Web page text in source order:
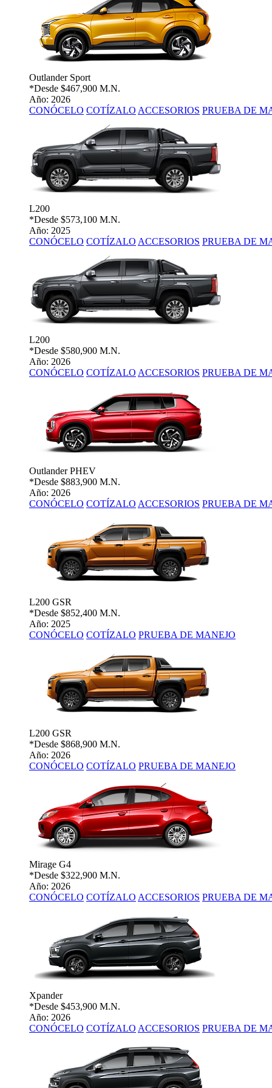
Outlander Sport
*Desde $467,900 M.N.
Año: 2026
CONÓCELO COTÍZALO ACCESORIOS PRUEBA DE
L200
*Desde $573,100 M.N.
Año: 2025
CONÓCELO COTÍZALO ACCESORIOS PRUEBA DE
L200
*Desde $580,900 M.N.
Año: 2026
CONÓCELO COTÍZALO ACCESORIOS PRUEBA DE
Outlander PHEV
*Desde $883,900 M.N.
Año: 2026
CONÓCELO COTÍZALO ACCESORIOS PRUEBA DE
L200 GSR
*Desde $852,400 M.N.
Año: 2025
CONÓCELO COTÍZALO PRUEBA DE MANEJO
L200 GSR
*Desde $868,900 M.N.
Año: 2026
CONÓCELO COTÍZALO PRUEBA DE MANEJO
Mirage G4
*Desde $322,900 M.N.
Año: 2026
CONÓCELO COTÍZALO ACCESORIOS PRUEBA DE
Xpander
*Desde $453,900 M.N.
Año: 2026
CONÓCELO COTÍZALO ACCESORIOS PRUEBA DE